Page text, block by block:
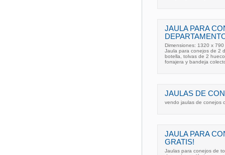
JAULA PARA
Dimensiones: 1320 x
Jaula para conejos de 2
botella, tolvas de 2
forrajera y bandeja
JAULAS DE
vendo jaulas de conejos
JAULA PARA
GRATIS!
Jaulas para conejos de